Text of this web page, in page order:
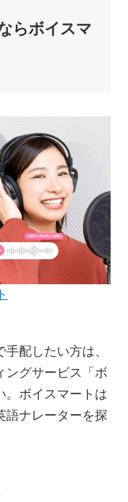
らボイスマ
配したい方は、
ングサービス「ボ
。ボイスマートは
語ナレーターを探